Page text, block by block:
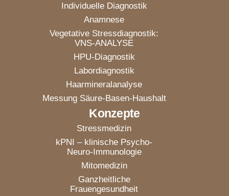
Konzepte
Stressmedizin
kPNI – klinische Psycho-
Neuro-Immunologie
Mitomedizin
Ganzheitliche
Frauengesundheit
Individuelle Diagnostik
Anamnese
Vegetative Stressdiagnostik:
VNS-ANALYSE
HPU-Diagnostik
Labordiagnostik
Haarmineralanalyse
Messung Säure-Basen-Haushalt